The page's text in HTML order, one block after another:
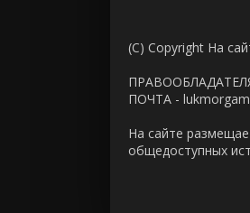
(C) Copyright На
ПОЧТА -
На сайте
общедоступных